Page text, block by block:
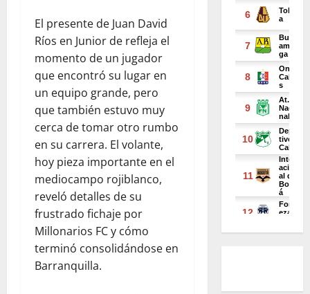
El presente de Juan David
Ríos en Junior de refleja el
momento de un jugador
que encontró su lugar en
un equipo grande, pero
que también estuvo muy
cerca de tomar otro rumbo
en su carrera. El volante,
hoy pieza importante en el
mediocampo rojiblanco,
reveló detalles de su
frustrado fichaje por
Millonarios FC y cómo
terminó consolidándose en
Barranquilla.